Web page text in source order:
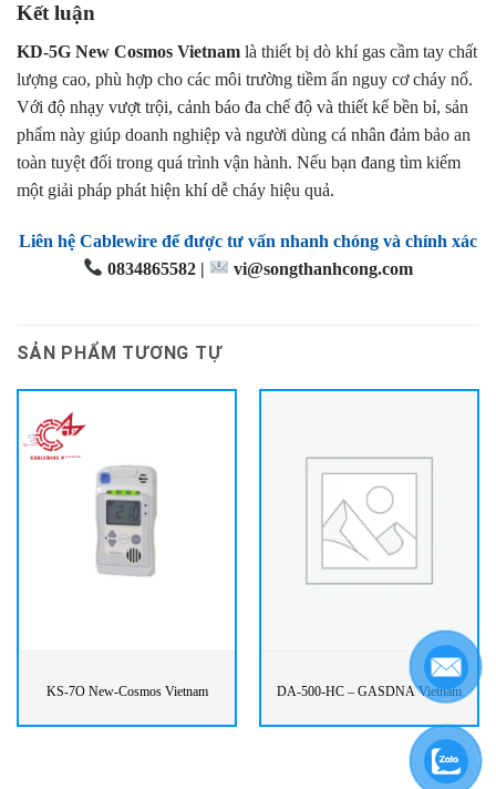
Kết luận
KD-5G New Cosmos Vietnam là thiết bị dò khí gas cầm tay chất
lượng cao, phù hợp cho các môi trường tiềm ẩn nguy cơ cháy nổ.
Với độ nhạy vượt trội, cảnh báo đa chế độ và thiết kế bền bỉ, sản
phẩm này giúp doanh nghiệp và người dùng cá nhân đảm bảo an
toàn tuyệt đối trong quá trình vận hành. Nếu bạn đang tìm kiếm
một giải pháp phát hiện khí dễ cháy hiệu quả.
Liên hệ Cablewire để được tư vấn nhanh chóng và chính xác
0834865582 |
vi@songthanhcong.com
SẢN PHẨM TƯƠNG TỰ
KS-7O New-Cosmos Vietnam DA-500-HC – GASDNA Vietnam